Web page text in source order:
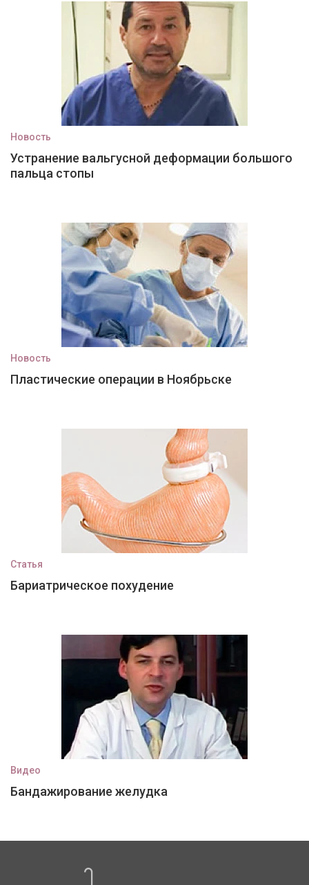
Новость
Устранение вальгусной деформации большого
пальца стопы
Новость
Пластические операции в Ноябрьске
Статья
Бариатрическое похудение
Видео
Бандажирование желудка